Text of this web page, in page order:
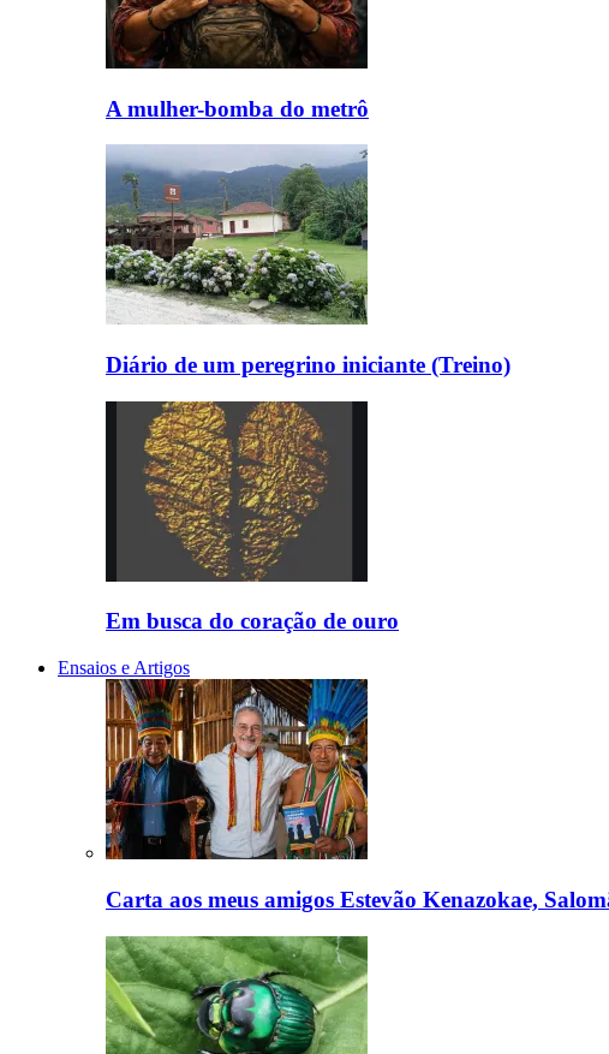
A mulher-bomba do metrô
Diário de um peregrino iniciante (Treino)
Em busca do coração de ouro
Ensaios e Artigos
Carta aos meus amigos Estevão Kenazokae,